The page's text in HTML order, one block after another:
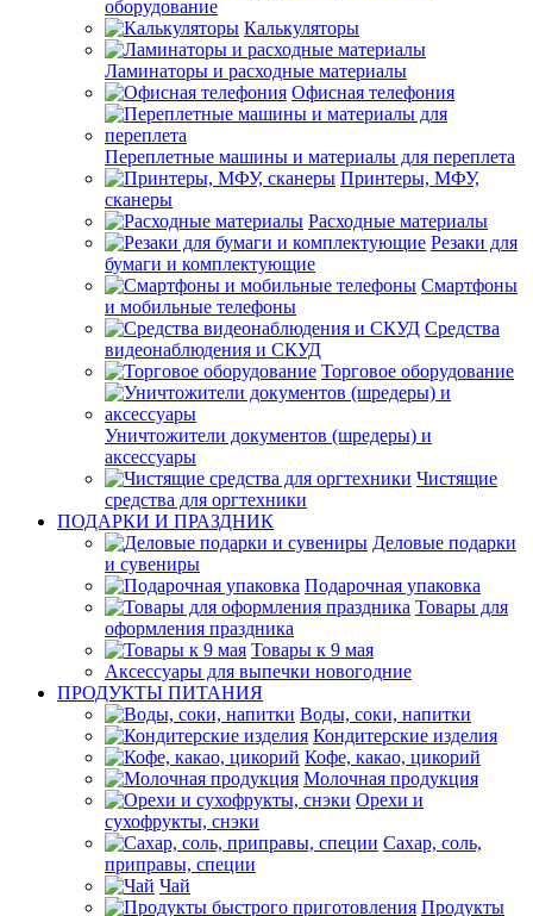
оборудование
Калькуляторы
Ламинаторы и расходные материалы
Офисная телефония
Переплетные машины и материалы для переплета
Принтеры, МФУ,
сканеры
Расходные материалы
Резаки для
бумаги и комплектующие
Смартфоны
и мобильные телефоны
Средства
видеонаблюдения и СКУД
Торговое оборудование
Уничтожители документов (шредеры) и
аксессуары
Чистящие
средства для оргтехники
ПОДАРКИ И ПРАЗДНИК
Деловые подарки
и сувениры
Подарочная упаковка
Товары для
оформления праздника
Товары к 9 мая
Аксессуары для выпечки новогодние
ПРОДУКТЫ ПИТАНИЯ
Воды, соки, напитки
Кондитерские изделия
Кофе, какао, цикорий
Молочная продукция
Орехи и
сухофрукты, снэки
Сахар, соль,
приправы, специи
Чай
Продукты